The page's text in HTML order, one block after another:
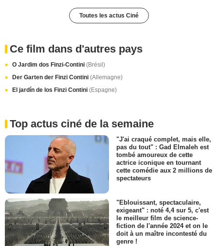
Toutes les actus Ciné
Ce film dans d'autres pays
O Jardim dos Finzi-Contini (Brésil)
Der Garten der Finzi Contini (Allemagne)
El jardín de los Finzi Contini (Espagne)
Top actus ciné de la semaine
"J'ai craqué complet, mais elle,
pas du tout" : Gad Elmaleh est
tombé amoureux de cette
actrice iconique en tournant
cette comédie aux 2 millions de
spectateurs
"Eblouissant, spectaculaire,
exigeant" : noté 4,4 sur 5, c'est
le meilleur film de science-
fiction de l'année 2024 et on le
doit à un maître incontesté du
genre !